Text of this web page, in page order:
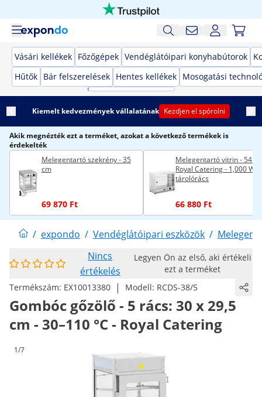
Vásári kellékek Főzőgépek Vendéglátóipari konyhabútorok
Hűtők Bár felszerelések Hentes kellékek Mosogatási
Kiemelt kedvezmények vállalatának Kezdjen el spórolni
Akik megnézték ezt a terméket, azokat a következő termékek is
érdekelték
Melegentartó szekrény - 35
cm
69 870 Ft
Melegentartó vitrin - 54
Royal Catering - 1,000 W -
tárolórács
66 880 Ft
/ expondo / Vendéglátóipari eszközök /
Nincs
értékelés
Legyen Ön az első, aki értékeli
ezt a terméket
Termékszám: EX10013380 | Modell: RCDS-38/5
Gombóc gőzölő - 5 rács: 30 x 29,5
cm - 30–110 °C - Royal Catering
1/7